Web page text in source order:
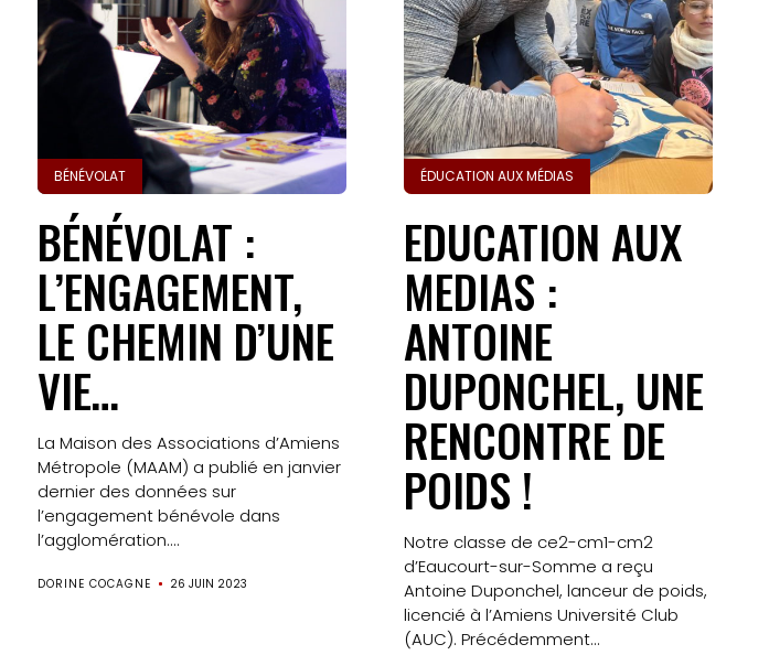
Accueil
Gazette
Sports
Actus
Le
projet
Gazette
Sports
aux
médias
Formation
BÉNÉVOLAT
BÉNÉVOLAT :
L’ENGAGEMENT,
LE CHEMIN D’UNE
VIE…
La Maison des Associations d’Amiens
Métropole (MAAM) a publié en janvier
dernier des données sur
l’engagement bénévole dans
l’agglomération....
DORINE COCAGNE 26 JUIN 2023
ÉDUCATION AUX MÉDIAS
EDUCATION AUX
MEDIAS :
ANTOINE
DUPONCHEL, UNE
RENCONTRE DE
POIDS !
Notre classe de ce2-cm1-cm2
d’Eaucourt-sur-Somme a reçu
Antoine Duponchel, lanceur de poids,
licencié à l’Amiens Université Club
(AUC). Précédemment...